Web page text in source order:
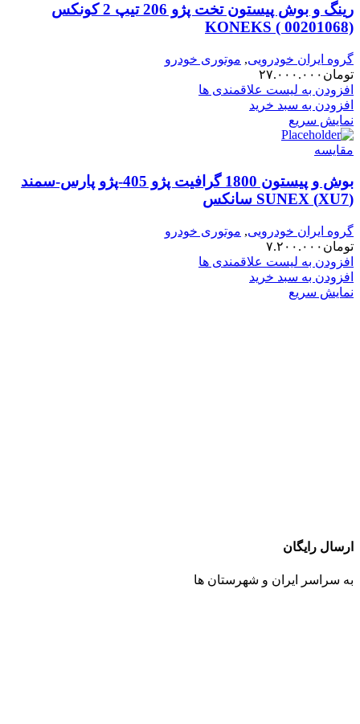
رینگ و بوش پیستون تخت پژو 206 تیپ 2 کونکس
KONEKS ( 00201068)
گروه ایران خودرویی, موتوری خودرو
تومان ۲۷.۰۰۰.۰۰۰
افزودن به لیست علاقمندی ها
افزودن به سبد خرید
نمایش سریع
مقایسه
بوش و پیستون 1800 گرافیت پژو 405-پژو پارس-سمند
(XU7) SUNEX سانکس
گروه ایران خودرویی, موتوری خودرو
تومان ۷.۲۰۰.۰۰۰
افزودن به لیست علاقمندی ها
افزودن به سبد خرید
نمایش سریع
ارسال رایگان
به سراسر ایران و شهرستان ها